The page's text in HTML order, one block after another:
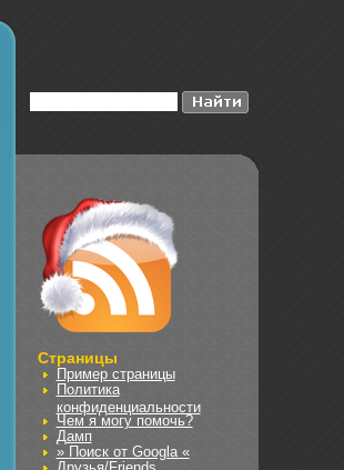
Страницы
Пример страницы
Политика
конфиденциальности
Чем я могу помочь?
Дамп
» Поиск от Googla «